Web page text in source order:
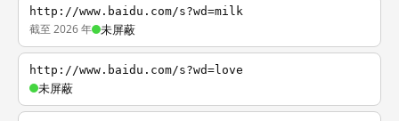
http://www.baidu.com/s?wd=milk
截至 2026 年 未屏蔽
http://www.baidu.com/s?wd=love
未屏蔽